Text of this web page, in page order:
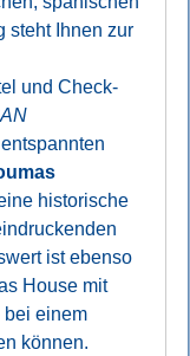
steht Ihnen zur
und Check-
historische
ist ebenso
House mit
bei einem
können.